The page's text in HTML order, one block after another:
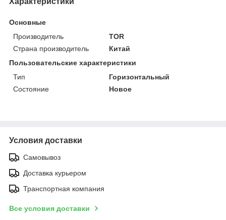
Основные
Производитель
TOR
Страна производитель
Китай
Пользовательские характеристики
Тип
Горизонтальный
Состояние
Новое
Условия доставки
Самовывоз
Доставка курьером
Транспортная компания
Все условия доставки